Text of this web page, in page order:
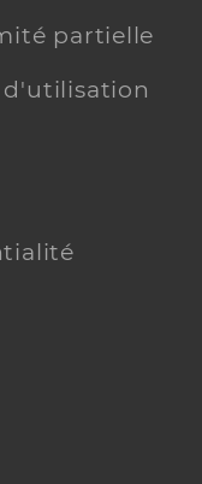
partielle
d'utilisation